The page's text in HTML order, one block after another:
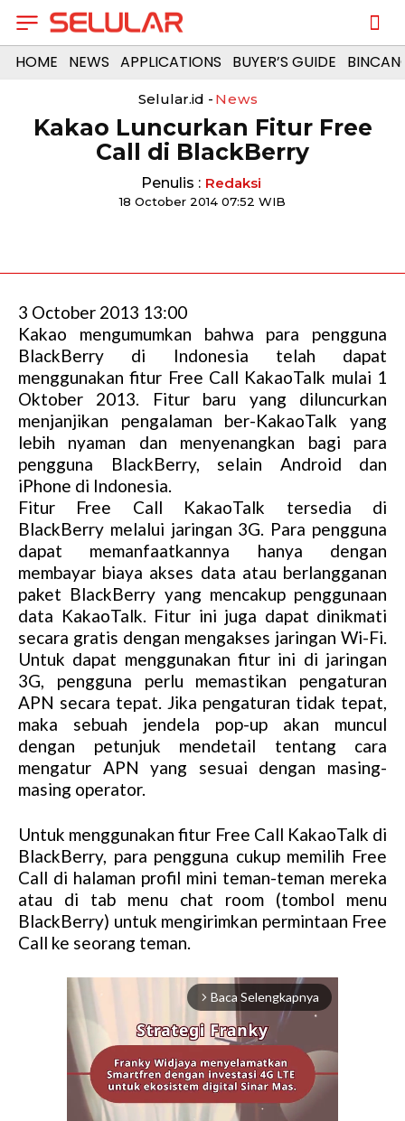
HOME NEWS APPLICATIONS BUYER’S GUIDE
Selular.id - News
Kakao Luncurkan Fitur Free
Call di BlackBerry
Penulis : Redaksi
18 October 2014 07:52 WIB
3 October 2013 13:00
Kakao mengumumkan bahwa para pengguna
BlackBerry di Indonesia telah dapat
menggunakan fitur Free Call KakaoTalk mulai 1
Oktober 2013. Fitur baru yang diluncurkan
menjanjikan pengalaman ber-KakaoTalk yang
lebih nyaman dan menyenangkan bagi para
pengguna BlackBerry, selain Android dan
iPhone di Indonesia.
Fitur Free Call KakaoTalk tersedia di
BlackBerry melalui jaringan 3G. Para pengguna
dapat memanfaatkannya hanya dengan
membayar biaya akses data atau berlangganan
paket BlackBerry yang mencakup penggunaan
data KakaoTalk. Fitur ini juga dapat dinikmati
secara gratis dengan mengakses jaringan Wi-Fi.
Untuk dapat menggunakan fitur ini di jaringan
3G, pengguna perlu memastikan pengaturan
APN secara tepat. Jika pengaturan tidak tepat,
maka sebuah jendela pop-up akan muncul
dengan petunjuk mendetail tentang cara
mengatur APN yang sesuai dengan masing-
masing operator.
Untuk menggunakan fitur Free Call KakaoTalk di
BlackBerry, para pengguna cukup memilih Free
Call di halaman profil mini teman-teman mereka
atau di tab menu chat room (tombol menu
BlackBerry) untuk mengirimkan permintaan Free
Call ke seorang teman.
arrow_forward_ios Baca Selengkapnya